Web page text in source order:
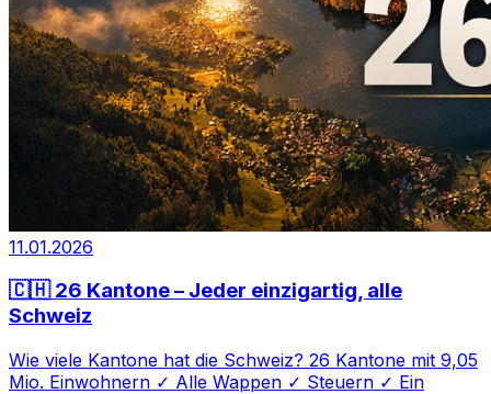
11.01.2026
🇨🇭 26 Kantone – Jeder einzigartig, alle
Schweiz
Wie viele Kantone hat die Schweiz? 26 Kantone mit 9,05
Mio. Einwohnern ✓ Alle Wappen ✓ Steuern ✓ Ein